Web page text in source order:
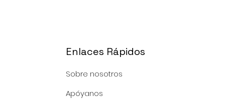
Enlaces Rápidos
Sobre nosotros
Apóyanos